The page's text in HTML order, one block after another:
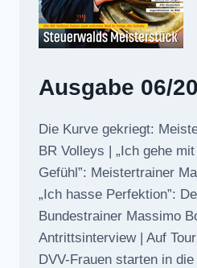
Ausgabe 06/
Die Kurve gekriegt:
BR Volleys | „Ich gehe
Gefühl”: Meistertrainer
„Ich hasse Perfektion”:
Bundestrainer Massimo
Antrittsinterview | Auf
DVV-Frauen starten in